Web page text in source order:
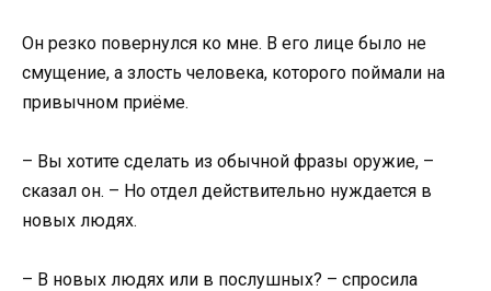
Он резко повернулся ко мне. В его лице было не
смущение, а злость человека, которого поймали на
привычном приёме.
– Вы хотите сделать из обычной фразы оружие, –
сказал он. – Но отдел действительно нуждается в
новых людях.
– В новых людях или в послушных? – спросила